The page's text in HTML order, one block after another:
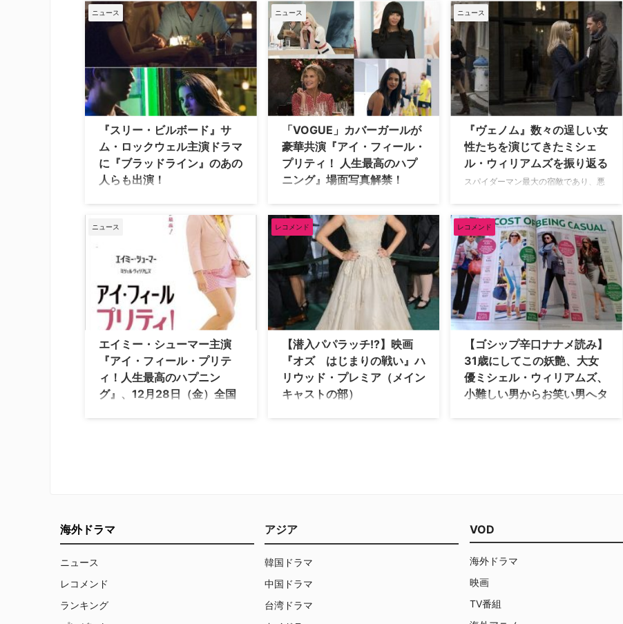
成長したベバリー・マーシュを演じた
ジェシカ・チャステイン。これまでに
2度もオスカーにノミネートされた演
技派の彼女が、ミシェル・ウィリアム
ズ（『ヴェノム』）の代役として、米
HBOの新作ドラマ『Scenes From a
Marriage（原…
ェノム』でヒロインを演じたミシェ
ル・ウィリアムズが、米HBOの新作ド
ラマ『Scenes From a Marriage（原
題）』で夫婦を演じることが明らかと
なった。米TV Lineが演じている。 オ
スカーとミシェルが共演す…
ル。トニー賞受賞の振付師であるボ
ブ・フォッシーは、映画監督としても
アカデミー賞を受賞した多才な人物
だ。彼は芸術活動のパートナーとし
て、女優兼ダンサーのグウェン・ヴァ
ードンを選ぶ。ブロードウェイの頂点
を目指す二人は私生活でも伴侶となる
が、これが創作に思わ…
ニュース
『スリー・ビルボード』サ
ム・ロックウェル主演ドラマ
に『ブラッドライン』のあの
人らも出演！
ウェルが主演する米FXのミニシリーズ
『Fosse/Verdon（原題）』に、『ブラ
ッドライン』でケヴィン・レイバーン
役を演じたノーバート・レオ・バッツ
と、『LEFTOVERS／残された世界』
のジル・ガーヴィ役で知られるマーガ
レット・クアリーが出演するこ…
ニュース
「VOGUE」カバーガールが
豪華共演『アイ・フィール・
プリティ！ 人生最高のハプ
ニング』場面写真解禁！
ライフの抜け出し方』で、第73回ゴー
ルデン・グローブ賞主演女優賞にノミ
ネートされたエイミー・シューマー主
演作『アイ・フィール・プリティ！ 人
生最高のハプニング』。12月28日
（金）より公開となる本作より、新た
な場面写真が解禁となった。 【関連映
像】『ア…
ニュース
『ヴェノム』数々の逞しい女
性たちを演じてきたミシェ
ル・ウィリアムズを振り返る
スパイダーマン最大の宿敵であり、悪
ム』。11月2日（金）に公開される本
作より、主人公エディ・ブロック（ト
ム・ハーディ『TABOO』）の恋人で弁
護士アン・ウェイングを演じるミシェ
ル・ウィリアムズを注目する。彼女が
これまで演じてきた女性たちとは。
【関連映…
ニュース
エイミー・シューマー主演
『アイ・フィール・プリテ
ィ！人生最高のハプニン
グ』、12月28日（金）全国
ハプニング』に決定し、12月28日
レコメンド
【潜入パパラッチ!?】映画
『オズ はじまりの戦い』ハ
リウッド・プレミア（メイン
キャストの部）
トン・…
レコメンド
【ゴシップ辛口ナナメ読み】
31歳にしてこの妖艶、大女
優ミシェル・ウィリアムズ、
小難しい男からお笑い男へタ
の姿を想像したことでしょう？…
海外ドラマ
ニュース
レコメンド
ランキング
アジア
韓国ドラマ
中国ドラマ
台湾ドラマ
VOD
海外ドラマ
映画
TV番組